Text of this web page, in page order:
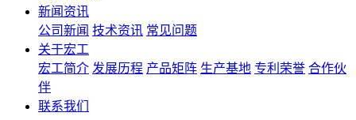
新闻资讯
公司新闻 技术资讯 常见问题
关于宏工
宏工简介 发展历程 产品矩阵 生产基地 专利荣誉 合作伙
伴
联系我们